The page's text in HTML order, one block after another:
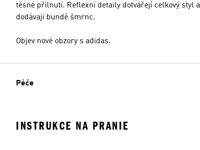
těsné přilnutí. Reflexní detaily dotvářejí celkový styl a
dodávají bundě šmrnc.
Objev nové obzory s adidas.
Péče
INSTRUKCE NA PRANIE